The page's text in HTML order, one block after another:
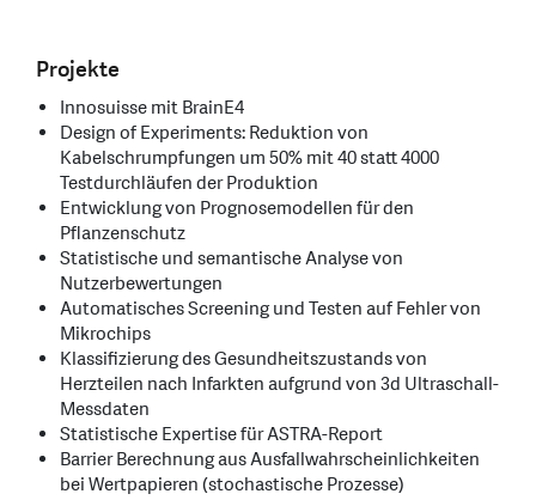
Projekte
Innosuisse mit BrainE4
Design of Experiments: Reduktion von
Kabelschrumpfungen um 50% mit 40 statt 4000
Testdurchläufen der Produktion
Entwicklung von Prognosemodellen für den
Pflanzenschutz
Statistische und semantische Analyse von
Nutzerbewertungen
Automatisches Screening und Testen auf Fehler von
Mikrochips
Klassifizierung des Gesundheitszustands von
Herzteilen nach Infarkten aufgrund von 3d Ultraschall-
Messdaten
Statistische Expertise für ASTRA-Report
Barrier Berechnung aus Ausfallwahrscheinlichkeiten
bei Wertpapieren (stochastische Prozesse)